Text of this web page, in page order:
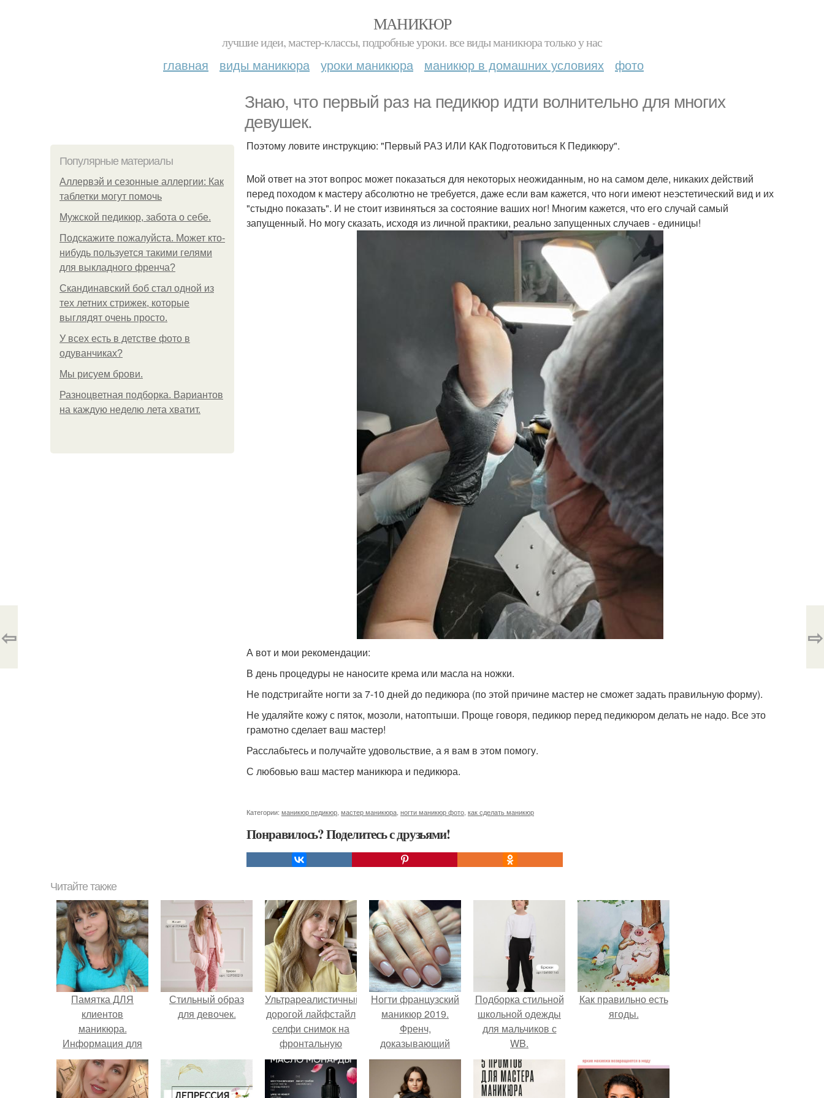
МАНИКЮР
лучшие идеи, мастер-классы, подробные уроки. все виды маникюра только у нас
главная виды маникюра уроки маникюра маникюр в домашних условиях фото
Знаю, что первый раз на педикюр идти волнительно для многих
девушек.
Популярные материалы
Аллервэй и сезонные аллергии: Как
таблетки могут помочь
Мужской педикюр, забота о себе.
Подскажите пожалуйста. Может кто-
нибудь пользуется такими гелями
для выкладного френча?
Скандинавский боб стал одной из
тех летних стрижек, которые
выглядят очень просто.
У всех есть в детстве фото в
одуванчиках?
Мы рисуем брови.
Разноцветная подборка. Вариантов
на каждую неделю лета хватит.
Поэтому ловите инструкцию: "Первый РАЗ ИЛИ КАК Подготовиться К Педикюру".
Мой ответ на этот вопрос может показаться для некоторых неожиданным, но на самом деле, никаких действий
перед походом к мастеру абсолютно не требуется, даже если вам кажется, что ноги имеют неэстетический вид и их
"стыдно показать". И не стоит извиняться за состояние ваших ног! Многим кажется, что его случай самый
запущенный. Но могу сказать, исходя из личной практики, реально запущенных случаев - единицы!
А вот и мои рекомендации:
В день процедуры не наносите крема или масла на ножки.
Не подстригайте ногти за 7-10 дней до педикюра (по этой причине мастер не сможет задать правильную форму).
Не удаляйте кожу с пяток, мозоли, натоптыши. Проще говоря, педикюр перед педикюром делать не надо. Все это
грамотно сделает ваш мастер!
Расслабьтесь и получайте удовольствие, а я вам в этом помогу.
С любовью ваш мастер маникюра и педикюра.
Категории: маникюр педикюр мастер маникюра ногти маникюр фото как сделать маникюр
Понравилось? Поделитесь с друзьями!
⇦ ⇨
Читайте также
Памятка ДЛЯ
клиентов
маникюра.
Информация для
моих дорогих и
уважаемых
клиентов.
Стильный образ
для девочек.
Ультрареалистичный
дорогой лайфстайл
селфи снимок на
фронтальную
камеру.
Ногти французский
маникюр 2019.
Френч,
доказывающий
свою практичность
на коротких ногтях
Подборка стильной
школьной одежды
для мальчиков с
WB.
Как правильно eсть
ягоды.